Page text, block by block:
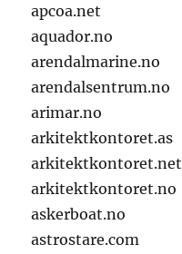
apcoa.net
aquador.no
arendalmarine.no
arendalsentrum.no
arimar.no
arkitektkontoret.as
arkitektkontoret.net
arkitektkontoret.no
askerboat.no
astrostare.com